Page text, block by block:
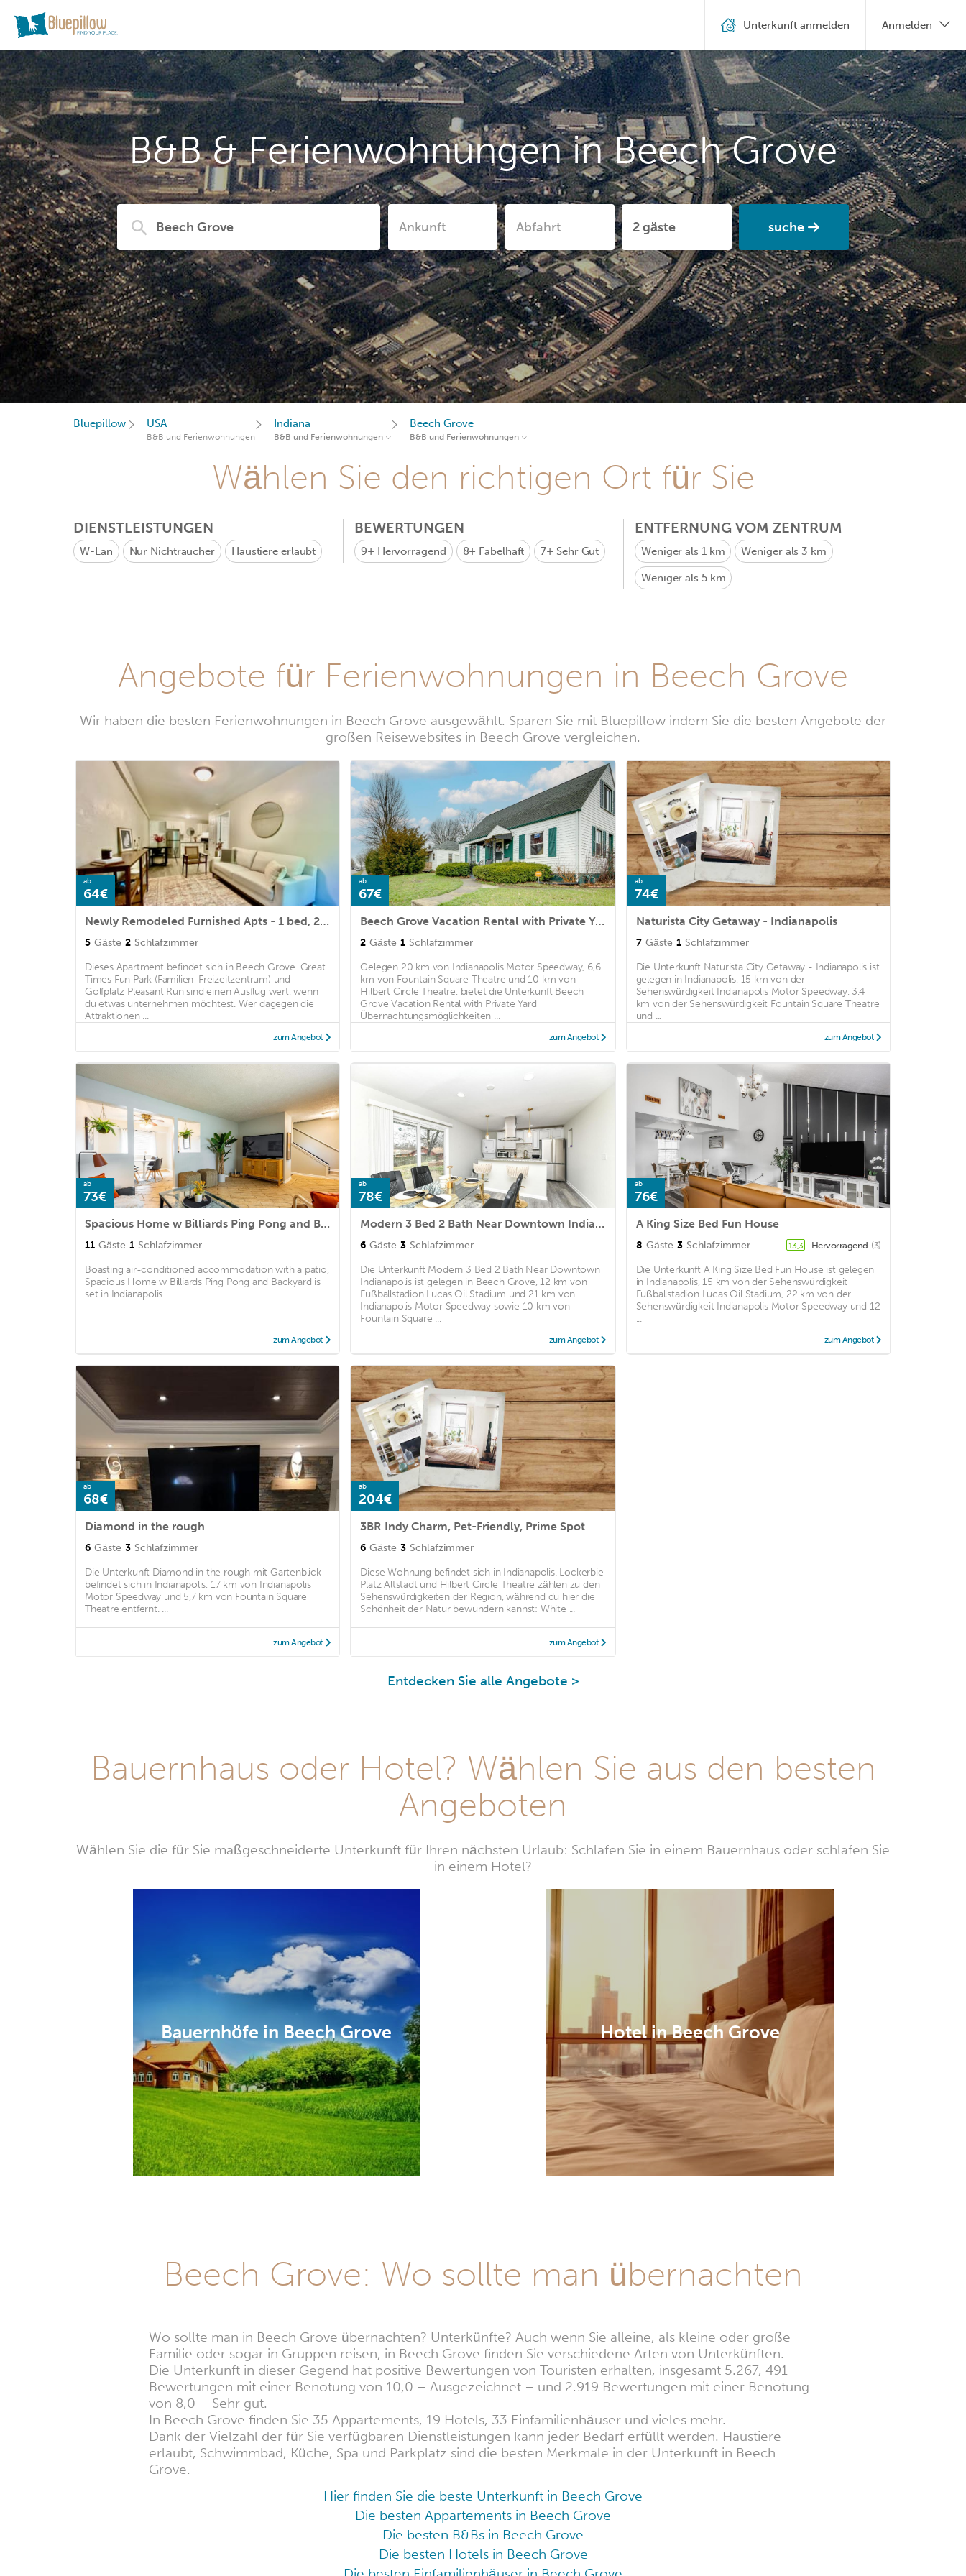
B&B & Ferienwohnungen in Beech Grove
suche
Unterkunft anmelden Anmelden
Bluepillow USA
B&B und Ferienwohnungen
Indiana
B&B und Ferienwohnungen
Beech Grove
B&B und Ferienwohnungen
Wählen Sie den richtigen Ort für Sie
DIENSTLEISTUNGEN
W-Lan Nur Nichtraucher Haustiere erlaubt
BEWERTUNGEN
9+ Hervorragend 8+ Fabelhaft 7+ Sehr Gut
ENTFERNUNG VOM ZENTRUM
Weniger als 1 km Weniger als 3 km
Weniger als 5 km
Angebote für Ferienwohnungen in Beech Grove
Wir haben die besten Ferienwohnungen in Beech Grove ausgewählt. Sparen Sie mit Bluepillow indem Sie die besten Angebote der
großen Reisewebsites in Beech Grove vergleichen.
ab
64€
Newly Remodeled Furnished Apts - 1 bed, 2 bed, and studios
5 Gäste 2 Schlafzimmer
Dieses Apartment befindet sich in Beech Grove. Great
Times Fun Park (Familien-Freizeitzentrum) und
Golfplatz Pleasant Run sind einen Ausflug wert, wenn
du etwas unternehmen möchtest. Wer dagegen die
Attraktionen ...
zum Angebot
ab
67€
Beech Grove Vacation Rental with Private Yard
2 Gäste 1 Schlafzimmer
Gelegen 20 km von Indianapolis Motor Speedway, 6,6
km von Fountain Square Theatre und 10 km von
Hilbert Circle Theatre, bietet die Unterkunft Beech
Grove Vacation Rental with Private Yard
Übernachtungsmöglichkeiten ...
zum Angebot
ab
74€
Naturista City Getaway - Indianapolis
7 Gäste 1 Schlafzimmer
Die Unterkunft Naturista City Getaway - Indianapolis ist
gelegen in Indianapolis, 15 km von der
Sehenswürdigkeit Indianapolis Motor Speedway, 3,4
km von der Sehenswürdigkeit Fountain Square Theatre
und ...
zum Angebot
ab
73€
Spacious Home w Billiards Ping Pong and Backyard
11 Gäste 1 Schlafzimmer
Boasting air-conditioned accommodation with a patio,
Spacious Home w Billiards Ping Pong and Backyard is
set in Indianapolis. ...
zum Angebot
ab
78€
Modern 3 Bed 2 Bath Near Downtown Indianapolis
6 Gäste 3 Schlafzimmer
Die Unterkunft Modern 3 Bed 2 Bath Near Downtown
Indianapolis ist gelegen in Beech Grove, 12 km von
Fußballstadion Lucas Oil Stadium und 21 km von
Indianapolis Motor Speedway sowie 10 km von
Fountain Square ...
zum Angebot
ab
76€
A King Size Bed Fun House
8 Gäste 3 Schlafzimmer 13,3 Hervorragend (3)
Die Unterkunft A King Size Bed Fun House ist gelegen
in Indianapolis, 15 km von der Sehenswürdigkeit
Fußballstadion Lucas Oil Stadium, 22 km von der
Sehenswürdigkeit Indianapolis Motor Speedway und 12
...
zum Angebot
ab
68€
Diamond in the rough
6 Gäste 3 Schlafzimmer
Die Unterkunft Diamond in the rough mit Gartenblick
befindet sich in Indianapolis, 17 km von Indianapolis
Motor Speedway und 5,7 km von Fountain Square
Theatre entfernt. ...
zum Angebot
ab
204€
3BR Indy Charm, Pet-Friendly, Prime Spot
6 Gäste 3 Schlafzimmer
Diese Wohnung befindet sich in Indianapolis. Lockerbie
Platz Altstadt und Hilbert Circle Theatre zählen zu den
Sehenswürdigkeiten der Region, während du hier die
Schönheit der Natur bewundern kannst: White ...
zum Angebot
Entdecken Sie alle Angebote >
Bauernhaus oder Hotel? Wählen Sie aus den besten
Angeboten
Wählen Sie die für Sie maßgeschneiderte Unterkunft für Ihren nächsten Urlaub: Schlafen Sie in einem Bauernhaus oder schlafen Sie
in einem Hotel?
Bauernhöfe in Beech Grove Hotel in Beech Grove
Beech Grove: Wo sollte man übernachten
Wo sollte man in Beech Grove übernachten? Unterkünfte? Auch wenn Sie alleine, als kleine oder große
Familie oder sogar in Gruppen reisen, in Beech Grove finden Sie verschiedene Arten von Unterkünften.
Die Unterkunft in dieser Gegend hat positive Bewertungen von Touristen erhalten, insgesamt 5.267, 491
Bewertungen mit einer Benotung von 10,0 – Ausgezeichnet – und 2.919 Bewertungen mit einer Benotung
von 8,0 – Sehr gut.
In Beech Grove finden Sie 35 Appartements, 19 Hotels, 33 Einfamilienhäuser und vieles mehr.
Dank der Vielzahl der für Sie verfügbaren Dienstleistungen kann jeder Bedarf erfüllt werden. Haustiere
erlaubt, Schwimmbad, Küche, Spa und Parkplatz sind die besten Merkmale in der Unterkunft in Beech
Grove.
Hier finden Sie die beste Unterkunft in Beech Grove
Die besten Appartements in Beech Grove
Die besten B&Bs in Beech Grove
Die besten Hotels in Beech Grove